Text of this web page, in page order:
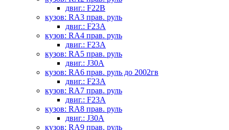
двиг.: F22B
кузов: RA3 прав. руль
двиг.: F23A
кузов: RA4 прав. руль
двиг.: F23A
кузов: RA5 прав. руль
двиг.: J30A
кузов: RA6 прав. руль до 2002гв
двиг.: F23A
кузов: RA7 прав. руль
двиг.: F23A
кузов: RA8 прав. руль
двиг.: J30A
кузов: RA9 прав. руль